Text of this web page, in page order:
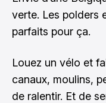
verte. Les polders
parfaits pour ça.
Louez un vélo et
canaux, moulins,
de ralentir. Et de